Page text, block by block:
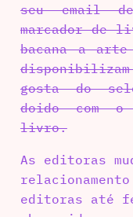
seu email
marcador de
bacana a
disponibilizam
gosta do
doido com o
livro.
As editoras
editoras até